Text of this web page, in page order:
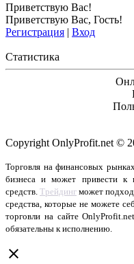
Приветствую Вас!
Приветствую Вас, Гость!
Регистрация | Вход
Статистика
Copyright OnlyProfit.net ©
Торговля на финансовых
бизнеса и может привести к
средств. Трейдинг может
средства, которые не можете
торговли на сайте
обязательны к исполнению.
close